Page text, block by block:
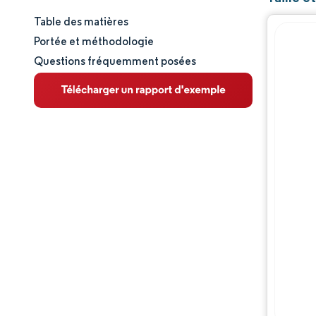
Taille et part de marché
Analyse du marché
Tendances et perspectives
Table des matières
Portée et méthodologie
Questions fréquemment posées